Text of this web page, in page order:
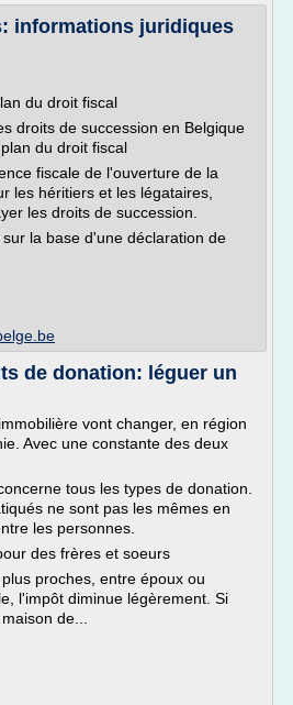
informations juridiques
du droit fiscal
droits de succession en Belgique
du droit fiscal
fiscale de l'ouverture de la
les héritiers et les légataires,
les droits de succession.
la base d'une déclaration de
de donation: léguer un
vont changer, en région
Avec une constante des deux
tous les types de donation.
ne sont pas les mêmes en
les personnes.
des frères et soeurs
proches, entre époux ou
l'impôt diminue légèrement. Si
de...